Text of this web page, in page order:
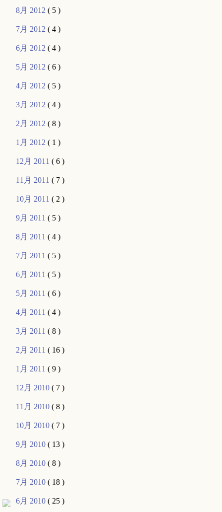
8月 2012( 5 )
7月 2012( 4 )
6月 2012( 4 )
5月 2012( 6 )
4月 2012( 5 )
3月 2012( 4 )
2月 2012( 8 )
1月 2012( 1 )
12月 2011( 6 )
11月 2011( 7 )
10月 2011( 2 )
9月 2011( 5 )
8月 2011( 4 )
7月 2011( 5 )
6月 2011( 5 )
5月 2011( 6 )
4月 2011( 4 )
3月 2011( 8 )
2月 2011( 16 )
1月 2011( 9 )
12月 2010( 7 )
11月 2010( 8 )
10月 2010( 7 )
9月 2010( 13 )
8月 2010( 8 )
7月 2010( 18 )
6月 2010( 25 )